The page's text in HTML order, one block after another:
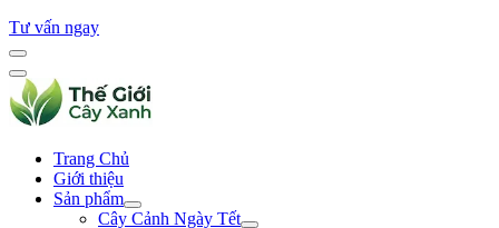
Tư vấn ngay
Trang Chủ
Giới thiệu
Sản phẩm
Cây Cảnh Ngày Tết